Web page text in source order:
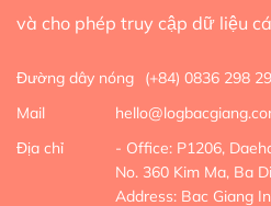
và cho phép truy cập dữ liệu
Đường dây nóng
(+84) 0836 298
Mail
Địa chỉ
- Office: P1206,
No. 360 Kim Ma, Ba
Address: Bac Giang